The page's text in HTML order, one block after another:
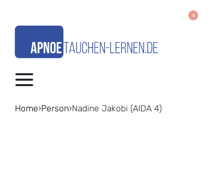
0
Home›Person›Nadine Jakobi (AIDA 4)